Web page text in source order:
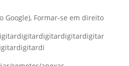
Google), Formar-se em direito